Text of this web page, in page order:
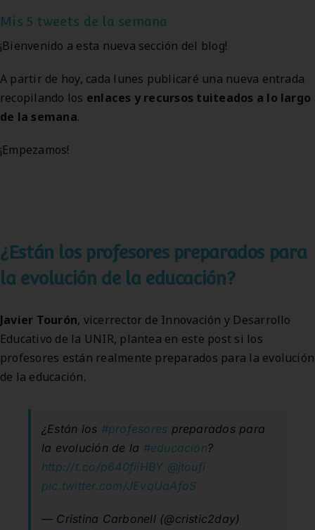
Mis 5 tweets de la semana
¡Bienvenido a esta nueva sección del blog!
A partir de hoy, cada lunes publicaré una nueva entrada
recopilando los enlaces y recursos tuiteados a lo largo
de la semana.
¡Empezamos!
¿Están los profesores preparados para
la evolución de la educación?
Javier Tourón, vicerrector de Innovación y Desarrollo
Educativo de la UNIR, plantea en este post si los
profesores están realmente preparados para la evolución
de la educación.
¿Están los #profesores preparados para
la evolución de la #educación?
http://t.co/p640fiiHBY @jtoufi
pic.twitter.com/JEvqUaAfoS
— Cristina Carbonell (@cristic2day)